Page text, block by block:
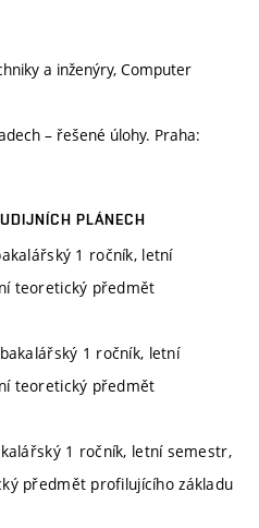
a inženýry, Computer
– řešené úlohy. Praha:
PLÁNECH
1 ročník, letní
teoretický předmět
bakalářský 1 ročník, letní
teoretický předmět
1 ročník, letní semestr,
předmět profilujícího základu